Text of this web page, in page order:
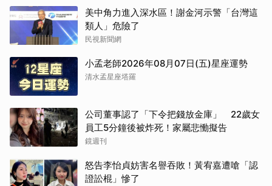
美中角力進入深水區！謝金河示警「台灣這
類人」危險了
民視新聞網
小孟老師2026年08月07日(五)星座運勢
清水孟星座塔羅
公司董事認了「下令把錢放金庫」 22歲女
員工5分鐘後被炸死！家屬悲慟擬告
鏡週刊
怒告李怡貞妨害名譽吞敗！黃宥嘉遭嗆「認
證訟棍」慘了